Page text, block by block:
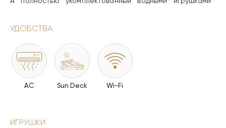
тренажерным залом!
Максимальная скорость Arion – 26 узлов. Аренда
моторной яхты Arion – прекрасный выбор как для
семейного отдыха, так и для путешествия компанией!
УДОБСТВА
AC Sun Deck Wi-Fi
ИГРУШКИ